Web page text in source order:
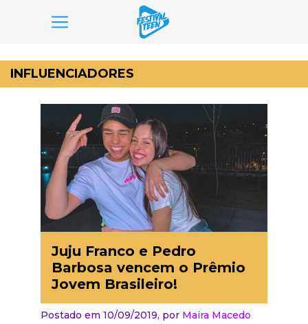
para
o
conteúdo
INFLUENCIADORES
Juju Franco e Pedro
Barbosa vencem o Prêmio
Jovem Brasileiro!
Postado em 10/09/2019, por Maira Macedo